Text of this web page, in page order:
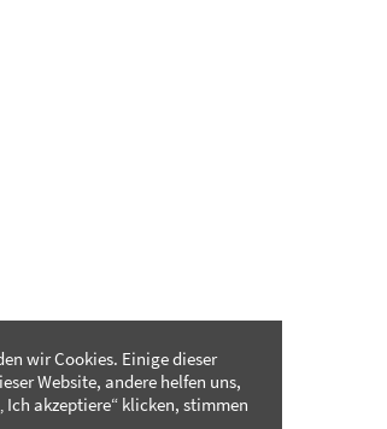
wir Cookies. Einige dieser
Website, andere helfen uns,
akzeptiere“ klicken, stimmen